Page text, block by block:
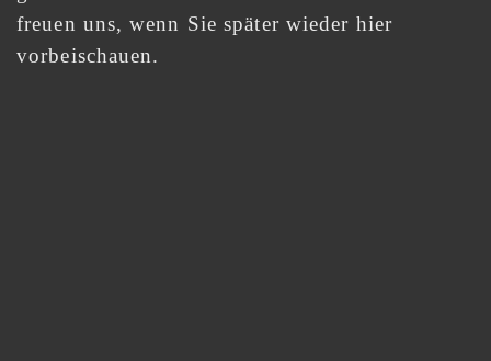
freuen uns, wenn Sie später wieder hier
vorbeischauen.